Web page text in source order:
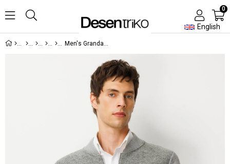
English
0
Men's Grandad Collar Front Felt Knitwear Coat